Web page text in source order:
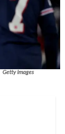
Getty Images